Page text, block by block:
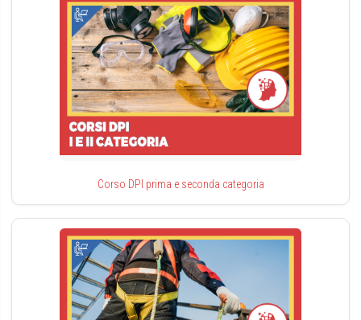
Corso DPI prima e seconda categoria